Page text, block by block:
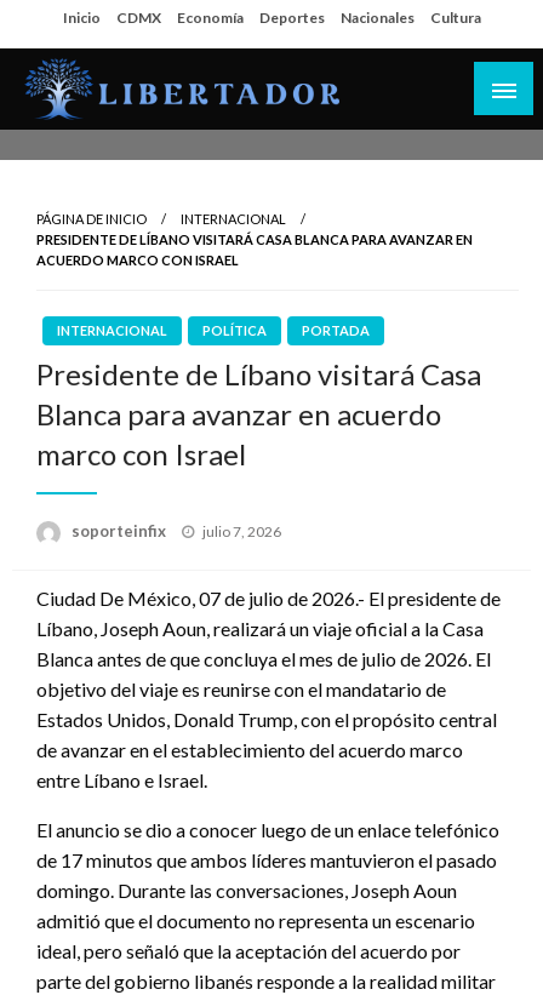
al
contenido
Inicio CDMX Economía Deportes Nacionales Cultura
PÁGINA DE INICIO
INTERNACIONAL
PRESIDENTE DE LÍBANO VISITARÁ CASA BLANCA PARA AVANZAR EN
ACUERDO MARCO CON ISRAEL
INTERNACIONAL POLÍTICA PORTADA
Presidente de Líbano visitará Casa
Blanca para avanzar en acuerdo
marco con Israel
soporteinfix
Publicado
julio 7, 2026
Ciudad De México, 07 de julio de 2026.- El presidente de
Líbano, Joseph Aoun, realizará un viaje oficial a la Casa
Blanca antes de que concluya el mes de julio de 2026. El
objetivo del viaje es reunirse con el mandatario de
Estados Unidos, Donald Trump, con el propósito central
de avanzar en el establecimiento del acuerdo marco
entre Líbano e Israel.
El anuncio se dio a conocer luego de un enlace telefónico
de 17 minutos que ambos líderes mantuvieron el pasado
domingo. Durante las conversaciones, Joseph Aoun
admitió que el documento no representa un escenario
ideal, pero señaló que la aceptación del acuerdo por
parte del gobierno libanés responde a la realidad militar